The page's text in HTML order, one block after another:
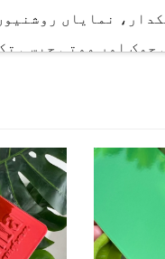
نمایاں
چمک اور موتی جیسی
کی وجہ سے
انتخاب ہے جو
تیار کرنا چاہتے
رنگ کو
ہو، تزئینی